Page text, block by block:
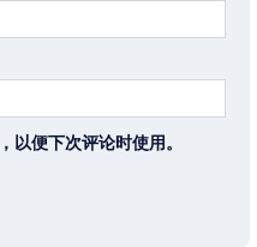
以便下次评论时使用。